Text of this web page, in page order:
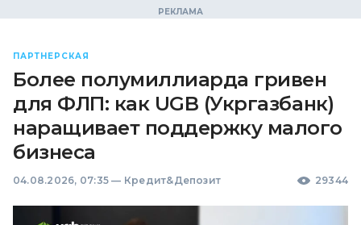
ПАРТНЕРСКАЯ
Более полумиллиарда гривен
для ФЛП: как UGB (Укргазбанк)
наращивает поддержку малого
бизнеса
04.08.2026, 07:35 — Кредит&Депозит 29344